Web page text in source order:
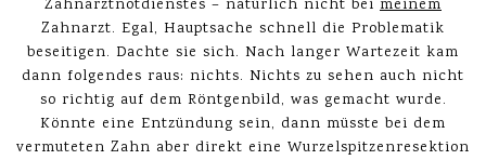
Zahnarztnotdienstes – natürlich nicht bei meinem
Zahnarzt. Egal, Hauptsache schnell die Problematik
beseitigen. Dachte sie sich. Nach langer Wartezeit kam
dann folgendes raus: nichts. Nichts zu sehen auch nicht
so richtig auf dem Röntgenbild, was gemacht wurde.
Könnte eine Entzündung sein, dann müsste bei dem
vermuteten Zahn aber direkt eine Wurzelspitzenresektion